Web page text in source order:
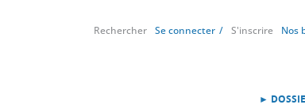
Rechercher Se connecter S'inscrire Nos
►